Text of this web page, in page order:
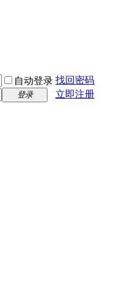
自动登录 找回密码
登录 立即注册